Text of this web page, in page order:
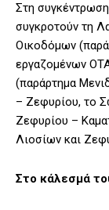
Στη
συγκροτούν τη
Οικοδόμων
εργαζομένων
(παράρτημα
– Ζεφυρίου, το
Ζεφυρίου –
Λιοσίων και
Στο κάλεσμά